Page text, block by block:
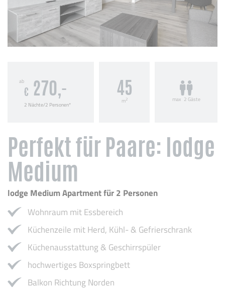
Perfekt für Paare: lodge
Medium
lodge Medium Apartment für 2 Personen
Wohnraum mit Essbereich
Küchenzeile mit Herd, Kühl- & Gefrierschrank
Küchenausstattung & Geschirrspüler
hochwertiges Boxspringbett
Balkon Richtung Norden
ab
€ 270,-
2 Nächte/2 Personen*
45
m2 max 2 Gäste